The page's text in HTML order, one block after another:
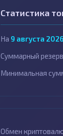
Статистика
На 9 августа 2026
Суммарный
Минимальная
Обмен